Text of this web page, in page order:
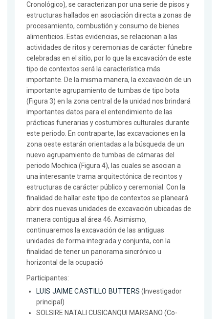
Cronológico), se caracterizan por una serie de pisos y
estructuras hallados en asociación directa a zonas de
procesamiento, combustión y consumo de bienes
alimenticios. Estas evidencias, se relacionan a las
actividades de ritos y ceremonias de carácter fúnebre
celebradas en el sitio, por lo que la excavación de este
tipo de contextos será la característica más
importante. De la misma manera, la excavación de un
importante agrupamiento de tumbas de tipo bota
(Figura 3) en la zona central de la unidad nos brindará
importantes datos para el entendimiento de las
prácticas funerarias y costumbres culturales durante
este periodo. En contraparte, las excavaciones en la
zona oeste estarán orientadas a la búsqueda de un
nuevo agrupamiento de tumbas de cámaras del
periodo Mochica (Figura 4), las cuales se asocian a
una interesante trama arquitectónica de recintos y
estructuras de carácter público y ceremonial. Con la
finalidad de hallar este tipo de contextos se planeará
abrir dos nuevas unidades de excavación ubicadas de
manera contigua al área 46. Asimismo,
continuaremos la excavación de las antiguas
unidades de forma integrada y conjunta, con la
finalidad de tener un panorama sincrónico u
horizontal de la ocupació
Participantes:
LUIS JAIME CASTILLO BUTTERS (Investigador
principal)
SOLSIRE NATALI CUSICANQUI MARSANO (Co-